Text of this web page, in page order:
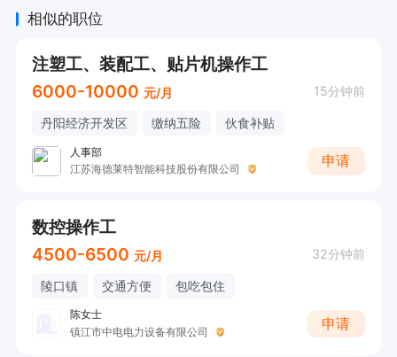
相似的职位
注塑工、装配工、贴片机操作工
6000-10000 元/月 15分钟前
丹阳经济开发区 缴纳五险 伙食补贴
人事部
江苏海德莱特智能科技股份有限公司
申请
数控操作工
4500-6500 元/月 32分钟前
陵口镇 交通方便 包吃包住
陈女士
镇江市中电电力设备有限公司
申请